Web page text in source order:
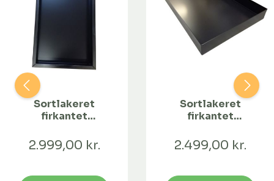
Sortlakeret
firkantet
kant - 128 x 68 x
10 cm
2.999,00 kr.
Sortlakeret
firkantet
x 60 x 10 cm
2.499,00 kr.